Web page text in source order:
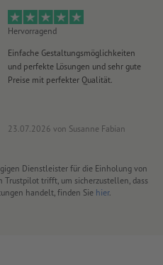
Hervorragend
Einfache Gestaltungsmöglichkeiten
und perfekte Lösungen und sehr gute
Preise mit perfekter Qualität.
23.07.2026 von Susanne Fabian
Dienstleister für die Einholung von
Trustpilot trifft, um sicherzustellen, dass
handelt, finden Sie hier.